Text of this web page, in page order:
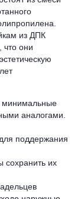
из ДПК
что они
минимальные
аналогами.
поддержания
сохранить их